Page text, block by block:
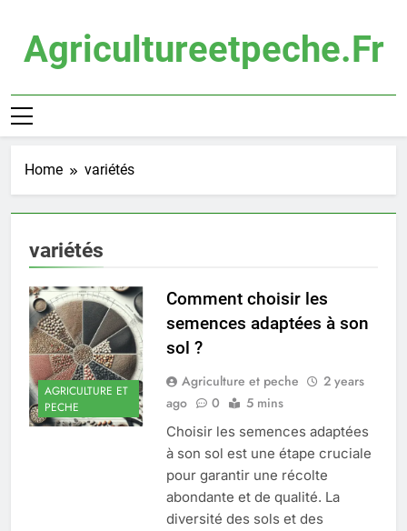
contentAgricultureetpeche.fr
Home variétés
variétés
AGRICULTURE ET
PECHE
Comment choisir les
semences adaptées à son
sol ?
Agriculture et peche
2 years
ago
0 5 mins
Choisir les semences adaptées
à son sol est une étape cruciale
pour garantir une récolte
abondante et de qualité. La
diversité des sols et des